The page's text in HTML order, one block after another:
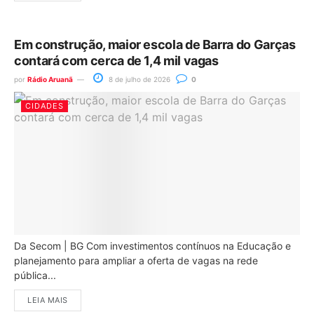
Em construção, maior escola de Barra do Garças
contará com cerca de 1,4 mil vagas
por Rádio Aruanã 8 de julho de 2026 0
CIDADES
Da Secom | BG Com investimentos contínuos na Educação e
planejamento para ampliar a oferta de vagas na rede
pública...
LEIA MAIS